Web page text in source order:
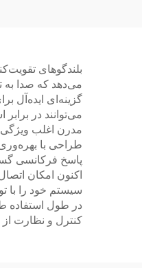
می‌دهد که صدا
گزینه‌ای ایده‌آل
مدرن اغلب
طراحی با
پاسخ فرکانسی
سیستم خود را با
در طول استفاده
کنترل و نظارت